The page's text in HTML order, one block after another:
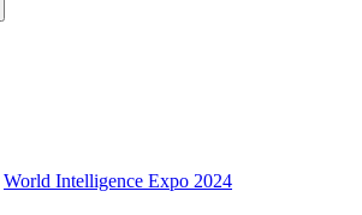
World Intelligence Expo 2024